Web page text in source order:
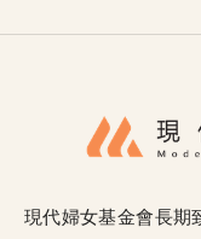
現代婦女基金會長期